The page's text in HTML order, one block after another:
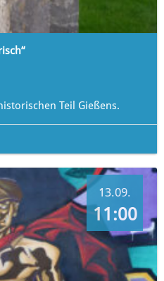
Teil Gießens.
13.09.
11:00